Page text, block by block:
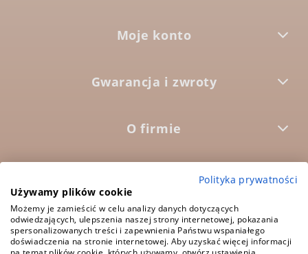
Moje konto
Gwarancja i zwroty
O firmie
Średnia ocena:5.0
1573 opinii
Polityka prywatności
Używamy plików cookie
Możemy je zamieścić w celu analizy danych dotyczących
odwiedzających, ulepszenia naszej strony internetowej, pokazania
spersonalizowanych treści i zapewnienia Państwu wspaniałego
doświadczenia na stronie internetowej. Aby uzyskać więcej informacji